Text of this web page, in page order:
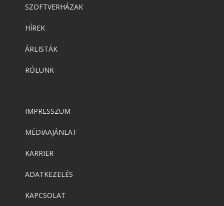
SZOFTVERHÁZAK
HÍREK
ÁRLISTÁK
RÓLUNK
IMPRESSZUM
MÉDIAAJÁNLAT
KARRIER
ADATKEZELÉS
KAPCSOLAT